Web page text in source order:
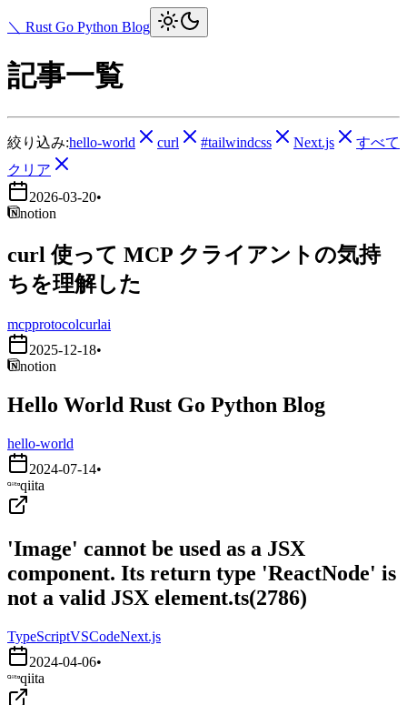
＼ Rust Go Python Blog
記事一覧
絞り込み:hello-world curl #tailwindcss Next.js
すべて
クリア
2026-03-20•
notion
curl 使って MCP クライアントの気持
ちを理解した
mcpprotocolcurlai
2025-12-18•
notion
Hello World Rust Go Python Blog
hello-world
2024-07-14•
qiita
'Image' cannot be used as a JSX
component. Its return type 'ReactNode' is
not a valid JSX element.ts(2786)
TypeScriptVSCodeNext.js
2024-04-06•
qiita